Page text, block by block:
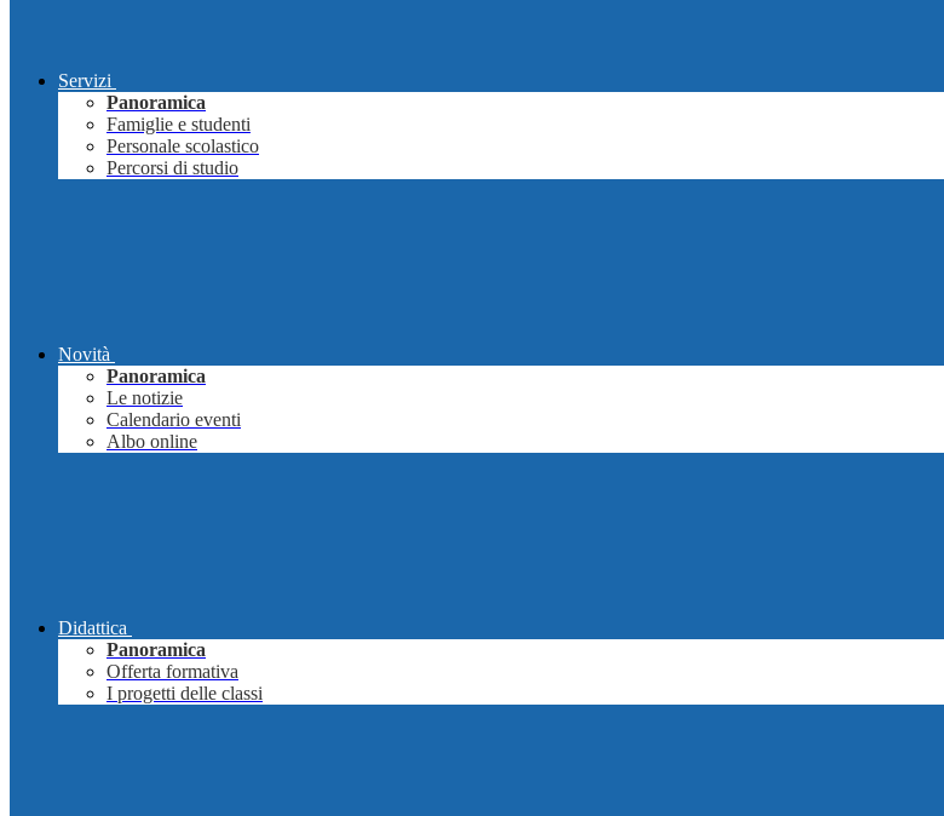
Servizi
Panoramica
Famiglie e studenti
Personale scolastico
Percorsi di studio
Novità
Panoramica
Le notizie
Calendario eventi
Albo online
Didattica
Panoramica
Offerta formativa
I progetti delle classi